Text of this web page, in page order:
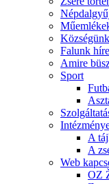
Falunk
Amire
Sport
A
A
Web
OZ